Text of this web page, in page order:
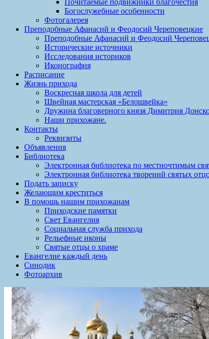
Богослужебные особенности
Фотогалерея
Преподобные Афанасий и Феодосий Череповецкие
Преподобные Афанасий и Феодосий
Исторические источники
Исследования историков
Иконография
Расписание
Жизнь прихода
Воскресная школа для детей
Швейная мастерская «Белошвейка»
Дружина благоверного князя Димитрия
Наши прихожане.
Контакты
Реквизиты
Объявления
Библиотека
Электронная библиотека по местночтимым
Электронная библиотека творений святых
Подать записку
Желающим креститься
В помощь нашим прихожанам
Приходские памятки
Свет Евангелия
Социальная служба прихода
Рельефные иконы
Святые отцы о храме
Евангелие каждый день
Синодик
Фотоархив